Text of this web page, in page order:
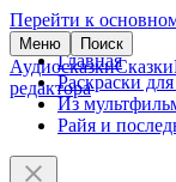
Перейти к
Меню Поиск
АудиосказкиСказки
редактора
Главная
Раскраски
Из
Райя и